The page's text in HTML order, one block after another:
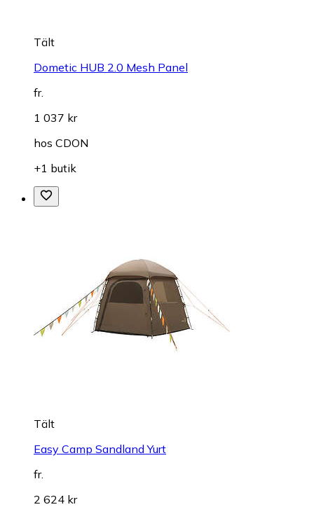
Tält
Dometic HUB 2.0 Mesh Panel
fr.
1 037 kr
hos CDON
+1 butik
Tält
Easy Camp Sandland Yurt
fr.
2 624 kr